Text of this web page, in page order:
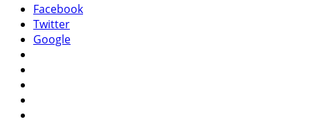
Facebook
Twitter
Google